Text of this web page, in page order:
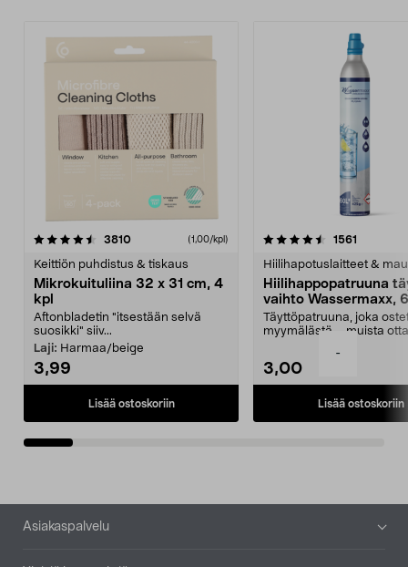
-
3810arvostelut (1,00/kpl)
Keittiön puhdistus & tiskaus
Mikrokuituliina 32 x 31 cm, 4
kpl
Aftonbladetin "itsestään selvä
suosikki" siiv...
Laji: Harmaa/beige
3,99
Lisää ostoskoriin
4.5viidestä
1561
Hiilihapotuslaitteet &
Hiilihappopatruuna
vaihto Wassermaxx,
Täyttöpatruuna, joka
myymälästä – muista
3,00
Lisää ostoskoriin
4.5viidestä
Alatunniste
Asiakaspalvelu